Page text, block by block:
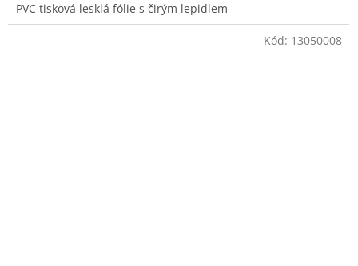
PVC tisková lesklá fólie s čirým lepidlem
Kód: 13050008